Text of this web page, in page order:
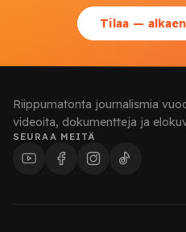
Tilaa —
Riippumatonta journalismia
videoita, dokumentteja ja
SEURAA MEITÄ